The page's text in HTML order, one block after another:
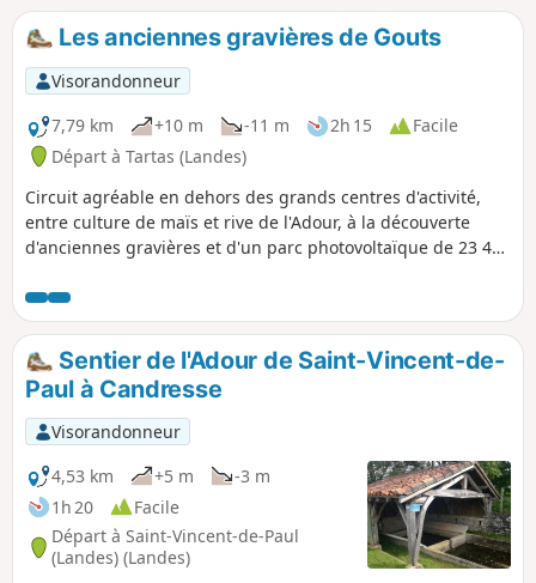
Les anciennes gravières de Gouts
Visorandonneur
7,79 km
+10 m -11 m 2h 15
Facile
Départ à Tartas (Landes)
Circuit agréable en dehors des grands centres d'activité,
entre culture de maïs et rive de l'Adour, à la découverte
d'anciennes gravières et d'un parc photovoltaïque de 23 400
suite à l'abandon des gravières.
Sentier de l'Adour de Saint-Vincent-de-
Paul à Candresse
Visorandonneur
4,53 km
+5 m
-3 m
1h 20
Facile
Départ à Saint-Vincent-de-Paul
(Landes) (Landes)